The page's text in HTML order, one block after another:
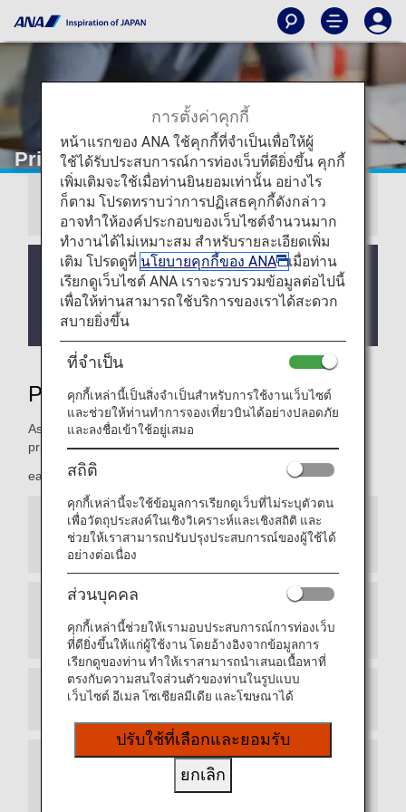
Priority Reservations
Information
We will be updating the ANA Super Flyers Card
service starting in April 2028.
For more details, please review theChanges to
the ANA Super Flyers Card System
Priority Reservations
As Premium Members, members can take advantage of
priority reservations,
early seat reservations and more.
Priority Seat Reservations for ANA Japan
Domestic Flights
Exemption from Advance Seat Reservation
Charges for ANA International Flights
Prioritized Reservation Waiting List
Waitlist Reservations for ANA Japan Domestic
การตั้งค่าคุกกี้
หน้าแรกของ ANA ใช้คุกกี้ที่จำเป็นเพื่อให้ผู้
ใช้ได้รับประสบการณ์การท่องเว็บที่ดียิ่งขึ้น คุกกี้
เพิ่มเติมจะใช้เมื่อท่านยินยอมเท่านั้น อย่างไร
ก็ตาม โปรดทราบว่าการปฏิเสธคุกกี้ดังกล่าว
อาจทำให้องค์ประกอบของเว็บไซต์จำนวนมาก
ทำงานได้ไม่เหมาะสม สำหรับรายละเอียดเพิ่ม
เติม โปรดดูที่ นโยบายคุกกี้ของ ANA
เมื่อท่าน
เรียกดูเว็บไซต์ ANA เราจะรวบรวมข้อมูลต่อไปนี้
เพื่อให้ท่านสามารถใช้บริการของเราได้สะดวก
สบายยิ่งขึ้น
ที่จำเป็น
คุกกี้เหล่านี้เป็นสิ่งจำเป็นสำหรับการใช้งานเว็บไซต์
และช่วยให้ท่านทำการจองเที่ยวบินได้อย่างปลอดภัย
และลงชื่อเข้าใช้อยู่เสมอ
สถิติ
คุกกี้เหล่านี้จะใช้ข้อมูลการเรียกดูเว็บที่ไม่ระบุตัวตน
เพื่อวัตถุประสงค์ในเชิงวิเคราะห์และเชิงสถิติ และ
ช่วยให้เราสามารถปรับปรุงประสบการณ์ของผู้ใช้ได้
อย่างต่อเนื่อง
ส่วนบุคคล
คุกกี้เหล่านี้ช่วยให้เรามอบประสบการณ์การท่องเว็บ
ที่ดียิ่งขึ้นให้แก่ผู้ใช้งาน โดยอ้างอิงจากข้อมูลการ
เรียกดูของท่าน ทำให้เราสามารถนำเสนอเนื้อหาที่
ตรงกับความสนใจส่วนตัวของท่านในรูปแบบ
เว็บไซต์ อีเมล โซเชียลมีเดีย และโฆษณาได้
ปรับใช้ที่เลือกและยอมรับ
ยกเลิก